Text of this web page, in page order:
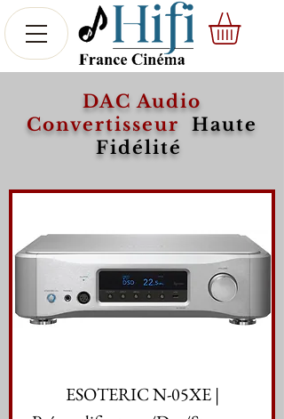
DAC Audio
Convertisseur
Haute
Fidélité
ESOTERIC N-05XE |